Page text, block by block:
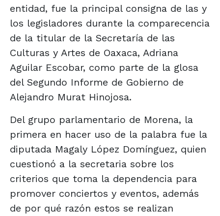
entidad, fue la principal consigna de las y
los legisladores durante la comparecencia
de la titular de la Secretaría de las
Culturas y Artes de Oaxaca, Adriana
Aguilar Escobar, como parte de la glosa
del Segundo Informe de Gobierno de
Alejandro Murat Hinojosa.
Del grupo parlamentario de Morena, la
primera en hacer uso de la palabra fue la
diputada Magaly López Domínguez, quien
cuestionó a la secretaria sobre los
criterios que toma la dependencia para
promover conciertos y eventos, además
de por qué razón estos se realizan